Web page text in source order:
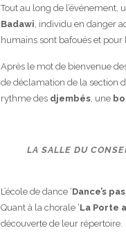
Tout au long de l’événement,
Badawi, individu en danger
humains sont bafoués et
Après le mot de bienvenue
de déclamation de la section
rythme des djembés, une
LA SALLE DU
L’école de dance ‘Dance’s
Quant à la chorale ‘La Porte
découverte de leur répertoire.